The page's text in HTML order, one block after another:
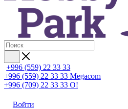
+996 (559) 22 33 33
+996 (559) 22 33 33 Megacom
+996 (709) 22 33 33 O!
Войти